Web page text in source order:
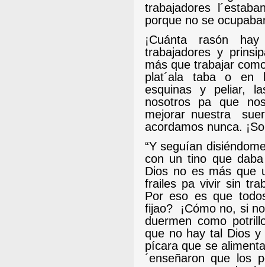
trabajadores
porque no se
¡Cuánta rasón
trabajadores y
más que trabajar
plat´ala taba o en
esquinas y peliar,
nosotros pa que
mejorar nuestra
acordamos nunca.
“Y seguían
con un tino que
Dios no es más que
frailes pa vivir sin
Por eso es que
fijao?
¡Cómo no, si
duermen como
que no hay tal Dios y
pícara que se
´enseñaron que los